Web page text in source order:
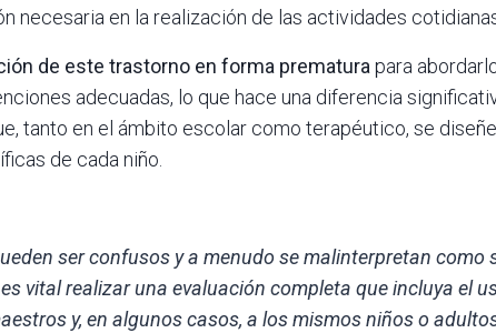
necesaria en la realización de las actividades
de este trastorno en forma prematurapara
adecuadas, lo que hace una diferencia
tanto en el ámbito escolar como terapéutico, se
de cada niño.
ser confusos y a menudo se malinterpretan como
vital realizar una evaluación completa que incluya el
y, en algunos casos, a los mismos niños o